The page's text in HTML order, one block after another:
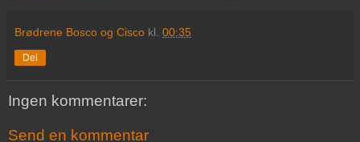
Brødrene Bosco og Cisco kl. 00:35
Del
Ingen kommentarer:
Send en kommentar